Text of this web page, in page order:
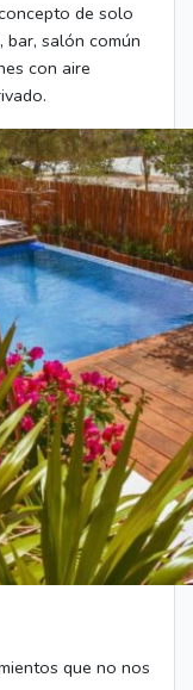
de solo
salón común
con aire
que no nos